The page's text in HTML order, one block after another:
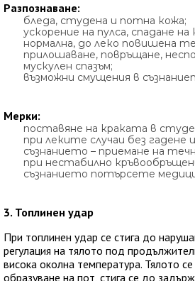
Разпознаване:
бледа, студена и потна кожа;
ускорение на пулса, спадане
нормална, до леко повишена
прилошаване, повръщане,
мускулен спазъм;
възможни смущения в
Мерки:
поставяне на краката в
при леките случаи без гадене
съзнанието – приемане на
при нестабилно
съзнанието потърсете
3. Топлинен удар
При топлинен удар се стига до
регулация на тялото под
висока околна температура. Тялото
образуване на пот, стига се до